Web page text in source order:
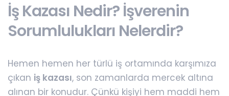
İş Kazası Nedir? İşverenin
Sorumlulukları Nelerdir?
Hemen hemen her türlü iş ortamında karşımıza
çıkan iş kazası, son zamanlarda mercek altına
alınan bir konudur. Çünkü kişiyi hem maddi hem